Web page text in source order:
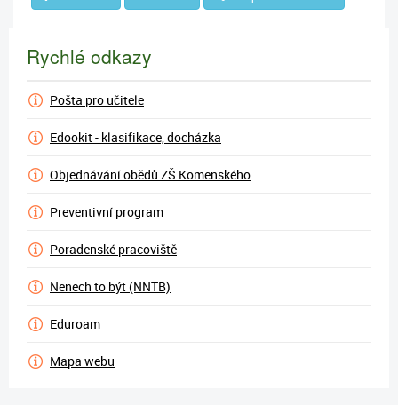
Rychlé odkazy
Pošta pro učitele
Edookit - klasifikace, docházka
Objednávání obědů ZŠ Komenského
Preventivní program
Poradenské pracoviště
Nenech to být (NNTB)
Eduroam
Mapa webu